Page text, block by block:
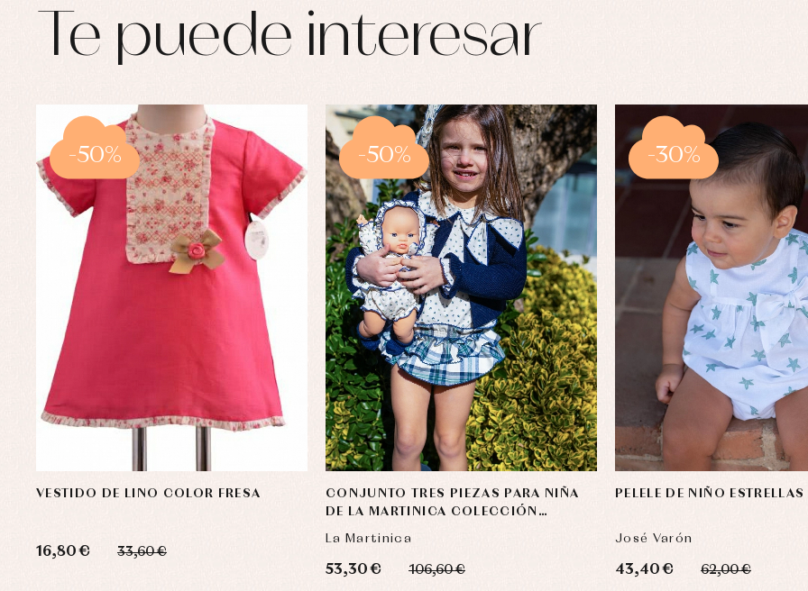
Te puede interesar
VESTIDO DE LINO COLOR FRESA
16,80 € 33,60 €
-50%
CONJUNTO TRES PIEZAS PARA NIÑA
DE LA MARTINICA COLECCIÓN
La Martinica
53,30 € 106,60 €
-50%
PELELE DE NIÑO ESTRELLAS
José Varón
43,40 € 62,00 €
-30%